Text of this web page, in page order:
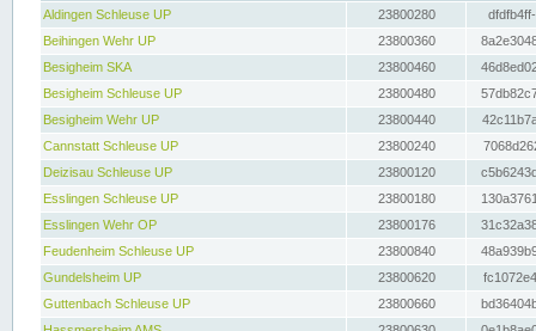
Aldingen Schleuse UP
23800280
Beihingen Wehr UP
23800360
Besigheim SKA
23800460
Besigheim Schleuse UP
23800480
Besigheim Wehr UP
23800440
Cannstatt Schleuse UP
23800240
Deizisau Schleuse UP
23800120
Esslingen Schleuse UP
23800180
Esslingen Wehr OP
23800176
Feudenheim Schleuse UP
23800840
Gundelsheim UP
23800620
Guttenbach Schleuse UP
23800660